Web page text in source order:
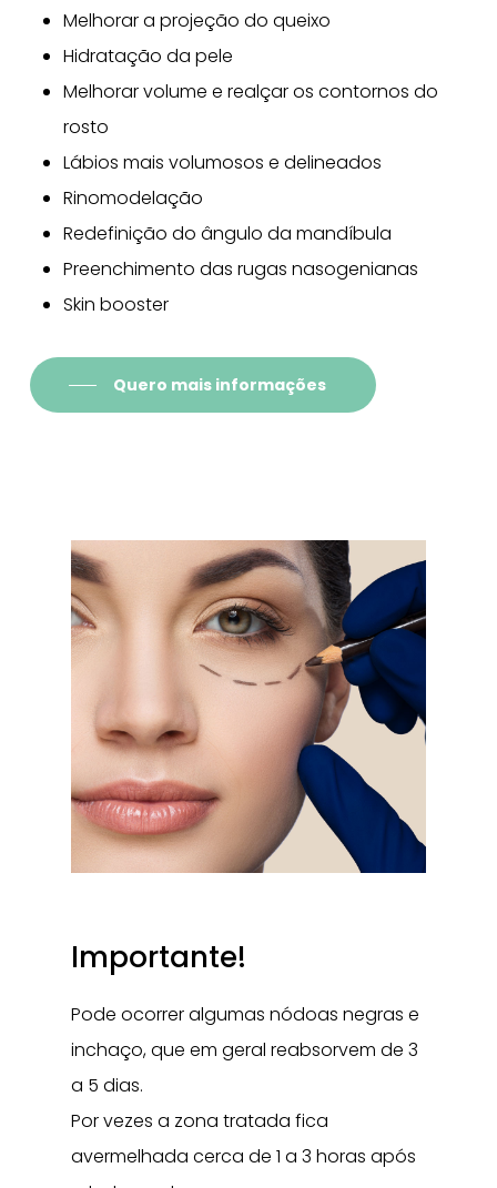
Melhorar a projeção do queixo
Hidratação da pele
Melhorar volume e realçar os contornos do
rosto
Lábios mais volumosos e delineados
Rinomodelação
Redefinição do ângulo da mandíbula
Preenchimento das rugas nasogenianas
Skin booster
Quero mais informações
Importante!
Pode ocorrer algumas nódoas negras e
inchaço, que em geral reabsorvem de 3
a 5 dias.
Por vezes a zona tratada fica
avermelhada cerca de 1 a 3 horas após